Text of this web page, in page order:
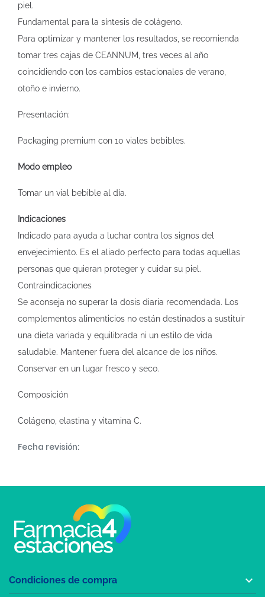
piel.
Fundamental para la síntesis de colágeno.
Para optimizar y mantener los resultados, se recomienda
tomar tres cajas de CEANNUM, tres veces al año
coincidiendo con los cambios estacionales de verano,
otoño e invierno.
Presentación:
Packaging premium con 10 viales bebibles.
Modo empleo
Tomar un vial bebible al día.
Indicaciones
Indicado para ayuda a luchar contra los signos del
envejecimiento. Es el aliado perfecto para todas aquellas
personas que quieran proteger y cuidar su piel.
Contraindicaciones
Se aconseja no superar la dosis diaria recomendada. Los
complementos alimenticios no están destinados a sustituir
una dieta variada y equilibrada ni un estilo de vida
saludable. Mantener fuera del alcance de los niños.
Conservar en un lugar fresco y seco.
Composición
Colágeno, elastina y vitamina C.
Fecha revisión:
Condiciones de compra 